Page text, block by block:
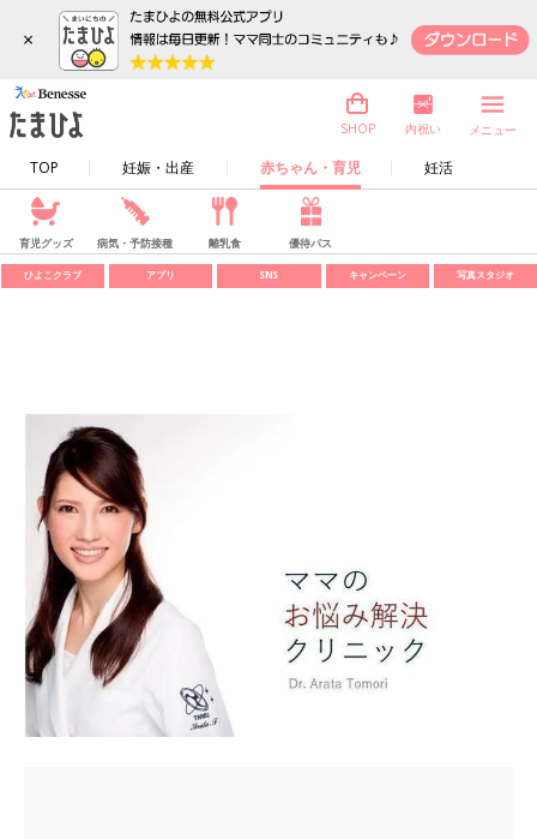
×
TOP 妊娠・出産 赤ちゃん・育児 妊活
SHOP 内祝い メニュー
育児グッズ 病気・予防接種 離乳食 優待パス
ひよこクラブ アプリ SNS キャンペーン 写真スタジオ